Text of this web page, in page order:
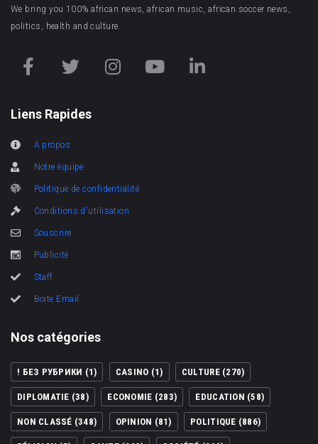
We bring you 100% african news, african music, african soccer news,
politics, health and culture.
Liens Rapides
A propos
Notre équipe
Politique de confidentialité
Conditions d'utilisation
Souscrire
Publicité
Staff
Boite Email
Nos catégories
! БЕЗ РУБРИКИ (1) CASINO (1) CULTURE(270)
DIPLOMATIE (38) ECONOMIE (283) EDUCATION (58)
NON CLASSÉ (348) OPINION (81) POLITIQUE (886)